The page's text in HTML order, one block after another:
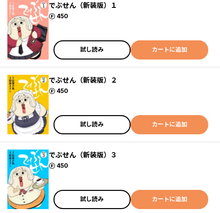
でぶせん（新装版）１
450
ポイント
試し読み カートに追加
でぶせん（新装版）２
450
ポイント
試し読み カートに追加
でぶせん（新装版）３
450
ポイント
試し読み カートに追加